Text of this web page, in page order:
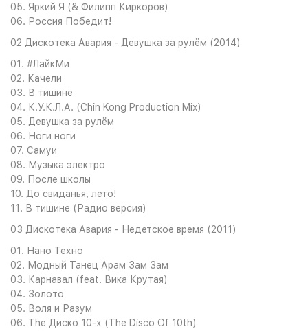
05. Яркий Я (& Филипп Киркоров)
06. Россия Победит!
02 Дискотека Авария - Девушка за рулём (2014)
01. #ЛайкМи
02. Качели
03. В тишине
04. К.У.К.Л.А. (Chin Kong Production Mix)
05. Девушка за рулём
06. Ноги ноги
07. Самуи
08. Музыка электро
09. После школы
10. До свиданья, лето!
11. В тишине (Радио версия)
03 Дискотека Авария - Недетское время (2011)
01. Нано Техно
02. Модный Танец Арам Зам Зам
03. Карнавал (feat. Вика Крутая)
04. Золото
05. Воля и Разум
06. The Диско 10-х (The Disco Of 10th)